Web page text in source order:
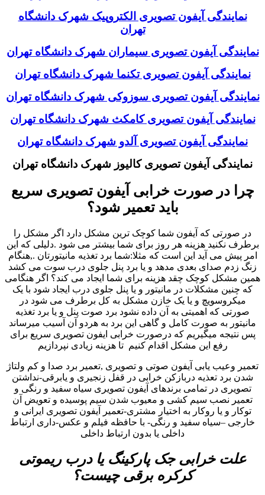
نمایندگی آیفون تصویری الکتروپیک شهرک دانشگاه
تهران
نمایندگی آیفون تصویری سیماران شهرک دانشگاه تهران
نمایندگی آیفون تصویری تکنما شهرک دانشگاه تهران
نمایندگی آیفون تصویری سوزوکی شهرک دانشگاه تهران
نمایندگی آیفون تصویری کامکث شهرک دانشگاه تهران
نمایندگی آیفون تصویری آلدو شهرک دانشگاه تهران
نمایندگی آیفون تصویری کالیوز شهرک دانشگاه تهران
چرا در صورت خرابی آیفون تصویری سریع
باید تعمیر شود؟
در صورتی که آیفون شما کوچک ترین مشکل دارد اگر مشکل را
برطرف نکنید هزینه هر روز برای شما بیشتر می شود .دلیلی که این
امر پیش می آید این است که مثلا:شما برد تغذیه مانیتورتان .,هنگام
زنگ زدم صدای بعدی مدهد و یا برد پنل جلوی درب سوت می کشد
همین مشکل کوچک چقد هزینه برای شما ایجاد می کند؟ اگر هنگامی
که چنین مشکلات در مانیتور و یا پنل جلوی درب ایجاد شود با یک
میکروسویچ و یا یک خازن مشکل به کل برطرف می شود در
صورتی که اهمیتی به آن داده نشود برد صوت پنل و یا برد تغذیه
مانیتور به صورت کامل و گاهی این برد به هردو آن آسیب میرساند
پس نتیجه میگیریم که درصورت خرابی ایفون تصویری سریع برای
رفع این مشکل اقدام کنیم تا هزینه زیادی نپردازیم
تعمیر وعیب یابی آیفون صوتی و تصویری ,تعمیر برد صدا و کم ولتاژ
شدن برد تعذیه دربازکن خرابی در قفل زنجیری و یابرقی-نداشتن
تصویری در تمامی برندهای آیفون تصویری سیاه سفید و رنگی و
تعمیر نصب سیم کشی و معیوب شدن سیم پوسیده و تعویض آن
توکار و یا روکار به اختیار مشتری-تعمیر آیفون تصویری ایرانی و
خارجی –سیاه سفید و رنگی- با حافظه فیلم و عکس-داری ارتباط
داخلی یا بدون ارتباط داخلی
علت خرابی جک پارکینگ یا درب ریموتی
کرکره برقی چیست؟